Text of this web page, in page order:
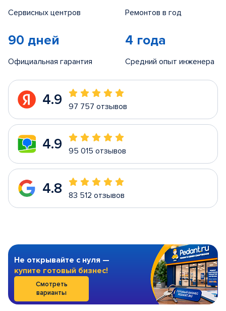
Сервисных центров Ремонтов в год
90 дней
Официальная гарантия
4 года
Средний опыт инженера
4.9 97 757 отзывов
4.9 95 015 отзывов
4.8 83 512 отзывов
Не открывайте с нуля —
купите готовый бизнес!
Смотреть
варианты